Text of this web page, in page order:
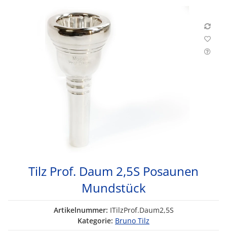
Tilz Prof. Daum 2,5S Posaunen
Mundstück
Artikelnummer: ITilzProf.Daum2,5S
Kategorie: Bruno Tilz